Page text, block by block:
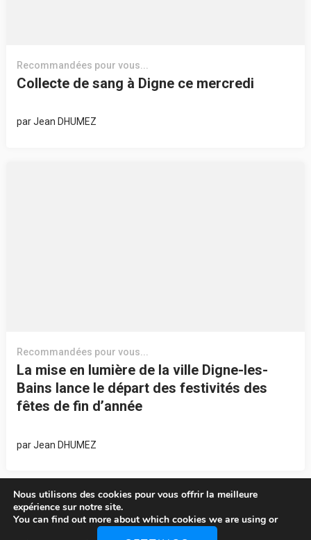
Recommandées pour vous...
Collecte de sang à Digne ce mercredi
parJean DHUMEZ
Recommandées pour vous...
La mise en lumière de la ville Digne-les-
Bains lance le départ des festivités des
fêtes de fin d’année
parJean DHUMEZ
Nous utilisons des cookies pour vous offrir la meilleure
expérience sur notre site.
You can find out more about which cookies we are using or